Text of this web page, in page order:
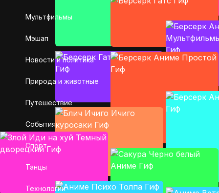
Мультфильмы
Мэшап
Новости и политика
Природа и животные
Путешествие
События
Спорт
Танцы
Технологии